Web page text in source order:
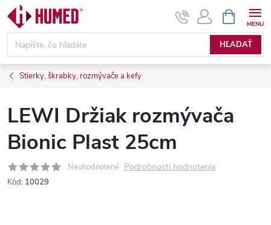
Prejsť
obsah
HĽADAŤ
KOŠÍK
Stierky, škrabky, rozmývače a kefy
LEWI Držiak rozmývača
Bionic Plast 25cm
Neohodnotené Podrobnosti hodnotenia
Kód: 10029